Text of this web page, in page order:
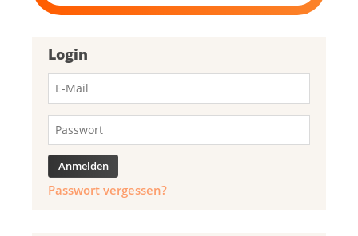
Login
Passwort vergessen?